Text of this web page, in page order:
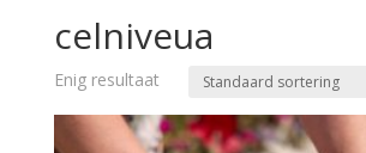
celniveua
Enig resultaat